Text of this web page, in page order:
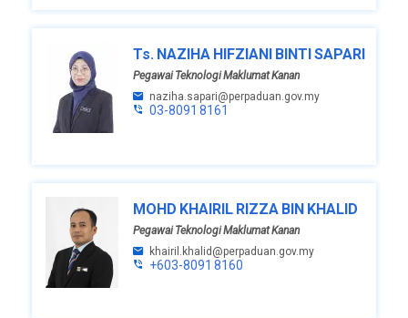
Ts. NAZIHA HIFZIANI BINTI SAPARI
Pegawai Teknologi Maklumat Kanan
naziha.sapari@perpaduan.gov.my
03-8091 8161
MOHD KHAIRIL RIZZA BIN KHALID
Pegawai Teknologi Maklumat Kanan
khairil.khalid@perpaduan.gov.my
+603-8091 8160